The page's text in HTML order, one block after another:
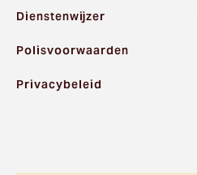
Dienstenwijzer
Polisvoorwaarden
Privacybeleid